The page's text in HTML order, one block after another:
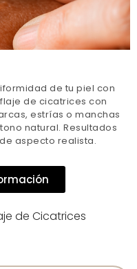
de tu piel con
de cicatrices con
estrías o manchas
natural. Resultados
aspecto realista.
de Cicatrices